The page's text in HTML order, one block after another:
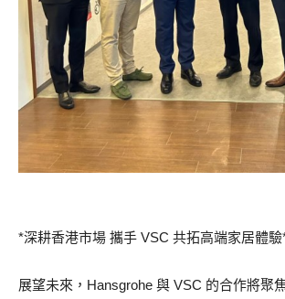
*深耕香港市場 攜手 VSC 共拓高端家居體驗
展望未來，Hansgrohe 與 VSC 的合作將聚